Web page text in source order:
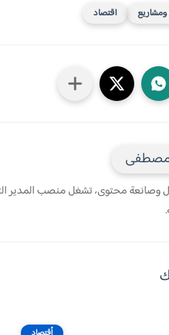
ومشاريع اقتصاد
مصطفى
وصانعة محتوى، تشغل منصب المدير